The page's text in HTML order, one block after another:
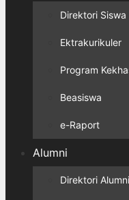
Direktori Siswa
Ektrakurikuler
Program
Beasiswa
e-Raport
Alumni
Direktori Alumni